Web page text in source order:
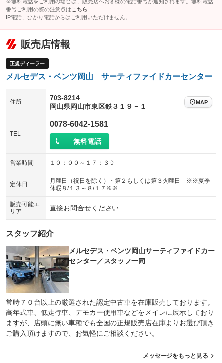
※無料電話をご利用の場合は、販売店へお客様の電話番号が通知されます。無料電話
番号ご利用の際の注意点は こちら
IP電話、ひかり電話からはご利用いただけません。
販売店情報
正規ディーラー
メルセデス・ベンツ岡山 サーティファイドカーセンター
住所
703-8214
岡山県岡山市東区鉄３１９－１
MAP
TEL
0078-6042-1581
無料電話
営業時間 １０：００～１７：３０
定休日
月曜日（祝日を除く）・第２もしくは第３火曜日 ※※夏季
休暇８/１３～８/１７※※
販売可能エ
リア
直接お問合せください
スタッフ紹介
メルセデス・ベンツ岡山サーティファイドカー
センター／スタッフ一同
常時７０台以上の厳選された認定中古車を在庫販売しております。
高年式車、低走行車、デモカー使用車などをメインに展示しており
ますが、店頭に無い車種でも全国の正規販売店在庫よりお選び頂き
ご購入頂けますので、お気軽にご相談ください。
メッセージをもっと見る